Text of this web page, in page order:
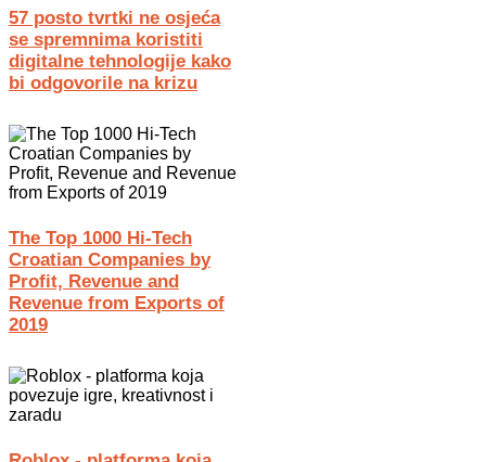
57 posto tvrtki ne osjeća
se spremnima koristiti
digitalne tehnologije kako
bi odgovorile na krizu
The Top 1000 Hi-Tech
Croatian Companies by
Profit, Revenue and
Revenue from Exports of
2019